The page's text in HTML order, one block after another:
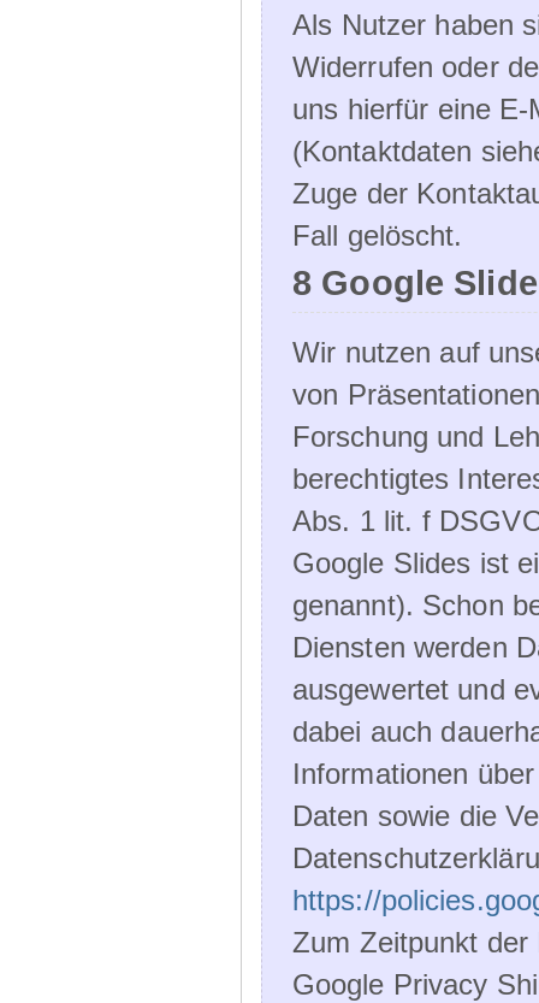
Als Nutzer haben
Widerrufen oder
uns hierfür eine
(Kontaktdaten
Zuge der
Fall gelöscht.
8 Google
Wir nutzen auf
von
Forschung und
berechtigtes
Abs. 1 lit. f
Google Slides ist
genannt). Schon
Diensten werden
ausgewertet und
dabei auch
Informationen
Daten sowie die
https://
Zum Zeitpunkt der
Google Privacy